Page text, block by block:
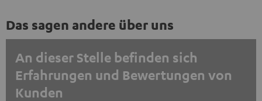
Das sagen andere über uns
An dieser Stelle befinden sich
Erfahrungen und Bewertungen von
Kunden